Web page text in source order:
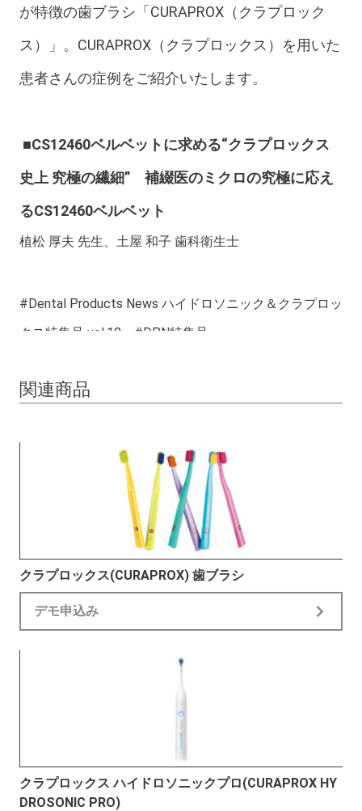
が特徴の歯ブラシ「CURAPROX（クラプロック
ス）」。CURAPROX（クラプロックス）を用いた
患者さんの症例をご紹介いたします。
■CS12460ベルベットに求める“クラプロックス
史上 究極の繊細” 補綴医のミクロの究極に応え
るCS12460ベルベット
植松 厚夫 先生、土屋 和子 歯科衛生士
#Dental Products News ハイドロソニック＆クラプロッ
クス特集号 vol.10 #DPN特集号
関連商品
クラプロックス(CURAPROX) 歯ブラシ
デモ申込み
クラプロックス ハイドロソニックプロ(CURAPROX HY
DROSONIC PRO)